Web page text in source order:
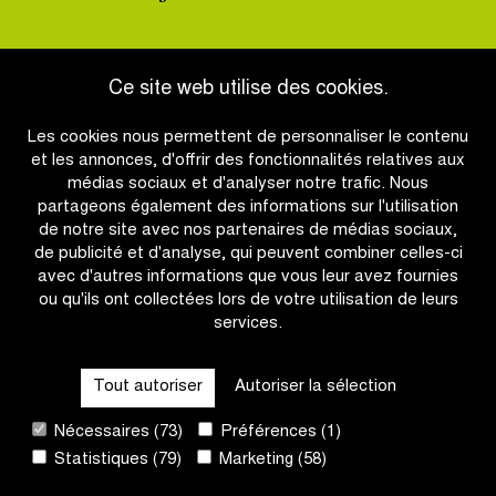
Ce site web utilise des cookies.
Les cookies nous permettent de personnaliser le contenu
et les annonces, d'offrir des fonctionnalités relatives aux
médias sociaux et d'analyser notre trafic. Nous
partageons également des informations sur l'utilisation
de notre site avec nos partenaires de médias sociaux,
de publicité et d'analyse, qui peuvent combiner celles-ci
avec d'autres informations que vous leur avez fournies
ou qu'ils ont collectées lors de votre utilisation de leurs
services.
Tout autoriser Autoriser la sélection
Nécessaires (73)
Préférences (1)
Statistiques (79)
Marketing (58)
OTHER RACES
QUICK LINKS
CONTACT
NEWSLETTER
SUIVEZ-NOUS